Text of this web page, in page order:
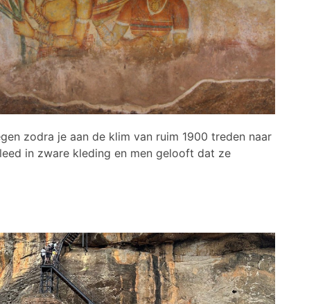
zodra je aan de klim van ruim 1900 treden naar
in zware kleding en men gelooft dat ze